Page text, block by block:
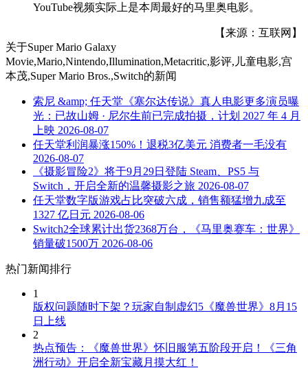
YouTube视频实际上是本周最好的马里奥电影。
【来源：互联网】
关于Super Mario Galaxy
Movie,Mario,Nintendo,Illumination,Metacritic,影评,儿童电影,宫
本茂,Super Mario Bros.,Switch的新闻
索尼 &amp; 任天堂《塞尔达传说》真人电影更多演员曝
光：已故山姆 · 尼尔生前已完成拍摄，计划 2027 年 4 月
上映 2026-08-07
任天堂利润暴涨150%！退税3亿美元 消费者一毛没有
2026-08-07
《摄影冒险2》将于9月29日登陆 Steam、PS5 与
Switch，开启全新的温馨摄影之旅 2026-08-07
任天堂数字版游戏占比突破六成，销售额猛增九成至
1327 亿日元 2026-08-06
Switch2全球累计出货2368万台，《马里奥赛车：世界》
销量破1500万 2026-08-06
热门新闻排行
1
版权问题随时下架？玩家自制虚幻5《魔兽世界》8月15
日上线
2
热点预告：《魔兽世界》怀旧服第五阶段开启！《三角
洲行动》开启全新宝藏月摸大红！